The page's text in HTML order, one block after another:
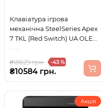
Клавіатура ігрова
механічна SteelSeries Apex
7 TKL (Red Switch) UA OLED
₴18629 грн.
-43 %
₴10584 грн.
Акція